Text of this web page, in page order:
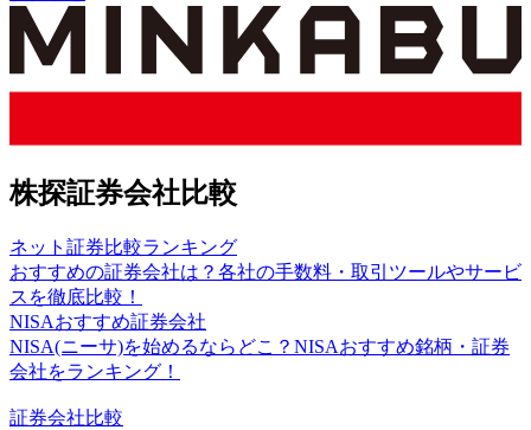
株探証券会社比較
ネット証券比較ランキング
おすすめの証券会社は？各社の手数料・取引ツールやサービ
スを徹底比較！
NISAおすすめ証券会社
NISA(ニーサ)を始めるならどこ？NISAおすすめ銘柄・証券
会社をランキング！
証券会社比較